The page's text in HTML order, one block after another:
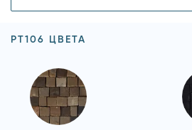
PT106 ЦВЕТА